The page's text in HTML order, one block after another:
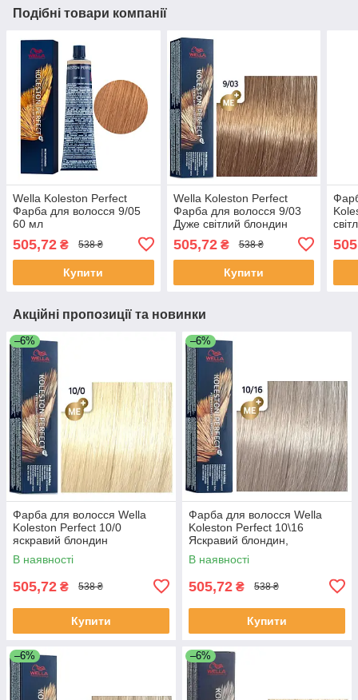
Подібні товари компанії
Wella Koleston Perfect
Фарба для волосся 9/05
60 мл
505,72 ₴ 538 ₴
Купити
Wella Koleston Perfect
Фарба для волосся 9/03
Дуже світлий блондин
натуральне золото 60 мл
505,72₴ 538 ₴
Купити
Акційні пропозиції та новинки
–6%
Фарба для волосся Wella
Koleston Perfect 10/0
яскравий блондин
В наявності
505,72 ₴ 538 ₴
Купити
–6%
Фарба для волосся Wella
Koleston Perfect 10\16
Яскравий блондин,
попелясто-фіолетовий
В наявності
505,72 ₴ 538 ₴
Купити
–6% –6%